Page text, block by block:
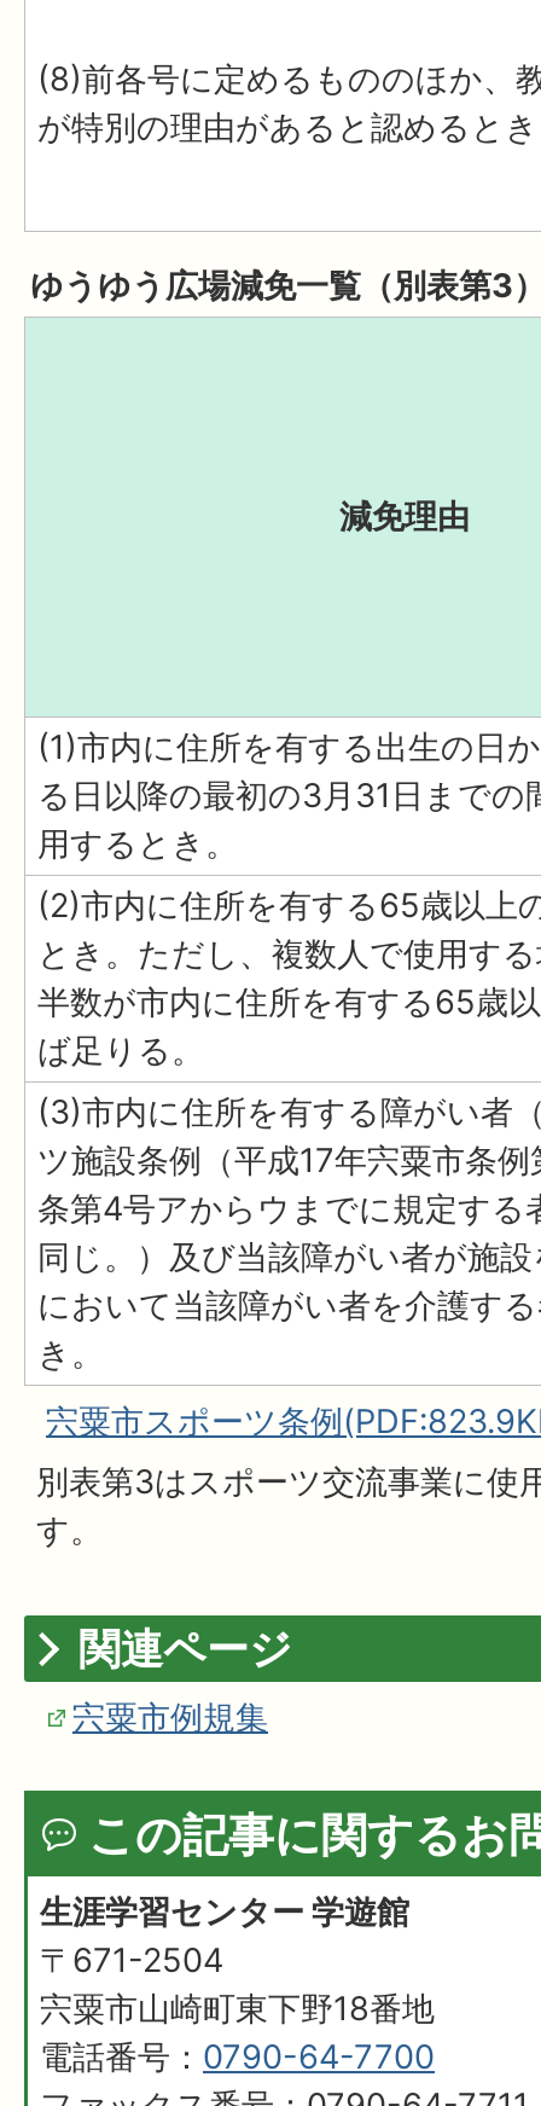
(8)前各号に定めるもののほか、
が特別の理由があると認めるとき
ゆうゆう広場減免一覧（別表第3
減免理由
(1)市内に住所を有する出生の日
る日以降の最初の3月31日までの
用するとき。
(2)市内に住所を有する65歳以上
とき。ただし、複数人で使用す
半数が市内に住所を有する65歳
ば足りる。
(3)市内に住所を有する障がい者
ツ施設条例（平成17年宍粟市条
条第4号アからウまでに規定する
同じ。）及び当該障がい者が施
において当該障がい者を介護す
き。
宍粟市スポーツ条例
別表第3はスポーツ交流事業に使
す。
関連ページ
宍粟市例規集
この記事に関するお
生涯学習センター 学遊館
〒671-2504
宍粟市山崎町東下野18番地
電話番号： 0790-64-7700